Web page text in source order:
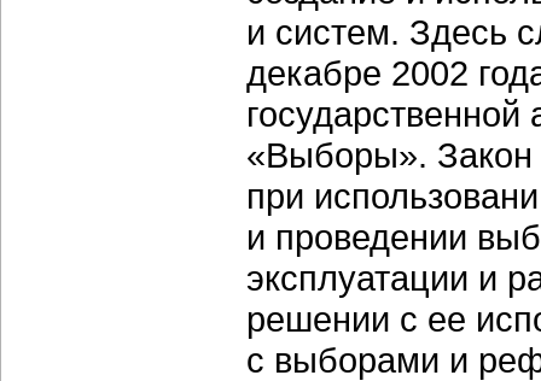
и систем. Здесь
декабре 2002
«Выборы». Закон
при
и проведении
эксплуатации и
решении с ее
с выборами и